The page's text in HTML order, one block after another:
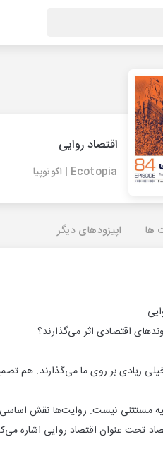
اقتصاد روایی
Ecotopia | اکوتوپیا
ها اپیزودهای دیگر
اقتصادی اثر می‌گذارند؟
زیادی بر روی ما می‌گذارند. هم
مستثنی نیست. روایت‌ها نقش اساسی
تحت عنوان اقتصاد روایی اشاره